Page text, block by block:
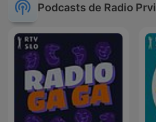
Podcasts de Radio Prvi